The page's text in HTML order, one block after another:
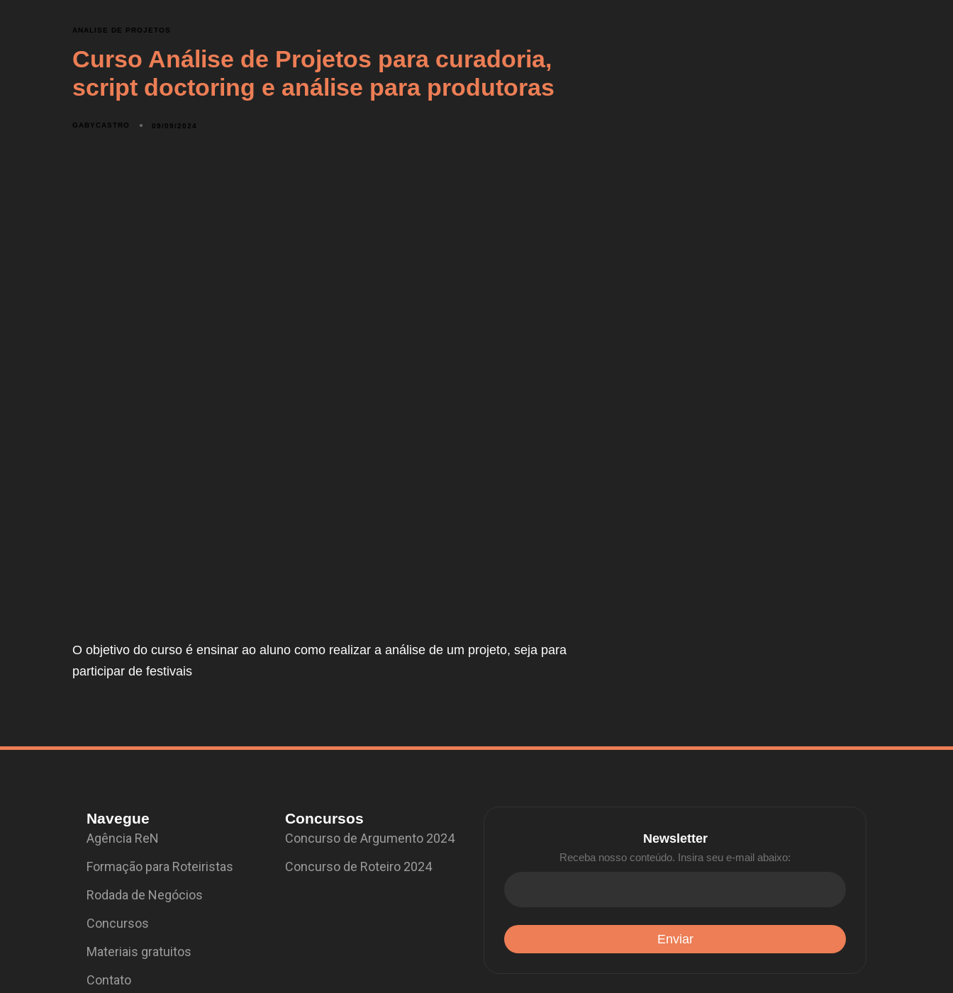
ANALISE DE PROJETOS
Curso Análise de Projetos para curadoria,
script doctoring e análise para produtoras
GABYCASTRO 09/09/2024
O objetivo do curso é ensinar ao aluno como realizar a análise de um projeto, seja para
participar de festivais
Navegue
Agência ReN
Formação para Roteiristas
Rodada de Negócios
Concursos
Materiais gratuitos
Contato
Concursos
Concurso de Argumento 2024
Concurso de Roteiro 2024
Newsletter
Receba nosso conteúdo. Insira seu e-mail abaixo: